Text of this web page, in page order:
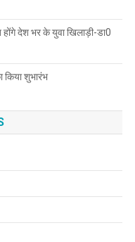
देश भर के युवा खिलाड़ी-डा0
किया शुभारंभ